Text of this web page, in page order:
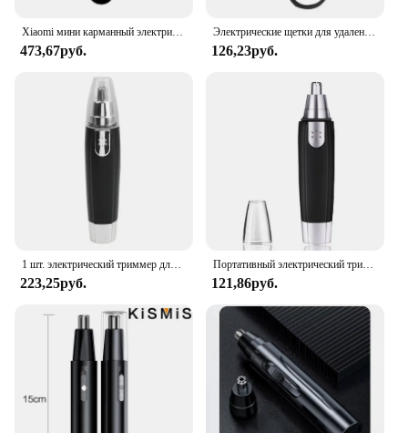
Xiaomi мини карманный электрический триммер для волос в носу перезаряжаемая безболезненная машинка для стрижки волос в носу и ушах триммер для бровей для мужчин и женщин
473,67руб.
Электрические щетки для удаления волос, триммер для волос в носу из нержавеющей стали, безопасные ножницы, круглые, для здоровья, черные, для бритья, красота, нейтральный
126,23руб.
1 шт. электрический триммер для волос в ушах, шее, носу, триммер для бровей, инструмент для бритья, машинка для стрижки, бритва для мужчин и женщин, набор для удаления бритвы
223,25руб.
Портативный электрический триммер для волос в носу, зарядка через USB, триммер для волос в носу, уши, бровей для мужчин, перезаряжаемый безболезненный набор
121,86руб.